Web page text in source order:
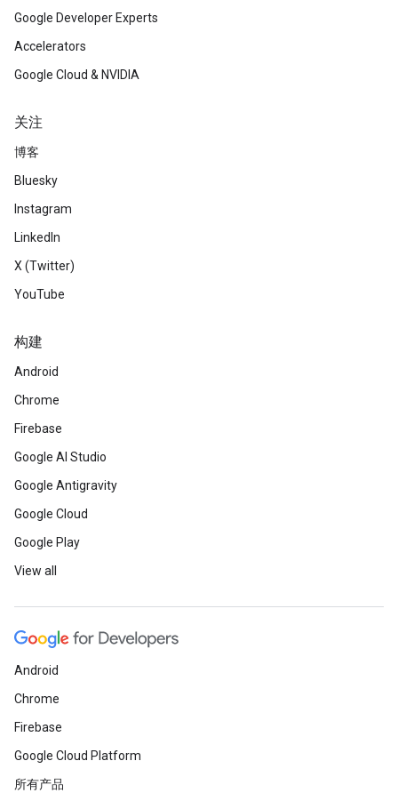
Google Developer Experts
Accelerators
Google Cloud & NVIDIA
关注
博客
Bluesky
Instagram
LinkedIn
X (Twitter)
YouTube
构建
Android
Chrome
Firebase
Google AI Studio
Google Antigravity
Google Cloud
Google Play
View all
Android
Chrome
Firebase
Google Cloud Platform
所有产品